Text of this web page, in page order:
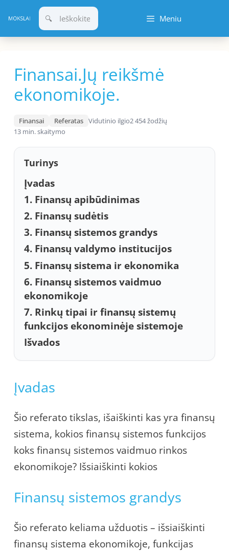
prie
turinio
Meniu
Finansai.Jų reikšmė
ekonomikoje.
Finansai Referatas Vidutinio ilgio2 454 žodžių
13 min. skaitymo
Turinys
Įvadas
1. Finansų apibūdinimas
2. Finansų sudėtis
3. Finansų sistemos grandys
4. Finansų valdymo institucijos
5. Finansų sistema ir ekonomika
6. Finansų sistemos vaidmuo
ekonomikoje
7. Rinkų tipai ir finansų sistemų
funkcijos ekonominėje sistemoje
Išvados
Įvadas
Šio referato tikslas, išaiškinti kas yra finansų
sistema, kokios finansų sistemos funkcijos
koks finansų sistemos vaidmuo rinkos
ekonomikoje? Išsiaiškinti kokios
Finansų sistemos grandys
Šio referato keliama užduotis – išsiaiškinti
finansų sistema ekonomikoje, funkcijas